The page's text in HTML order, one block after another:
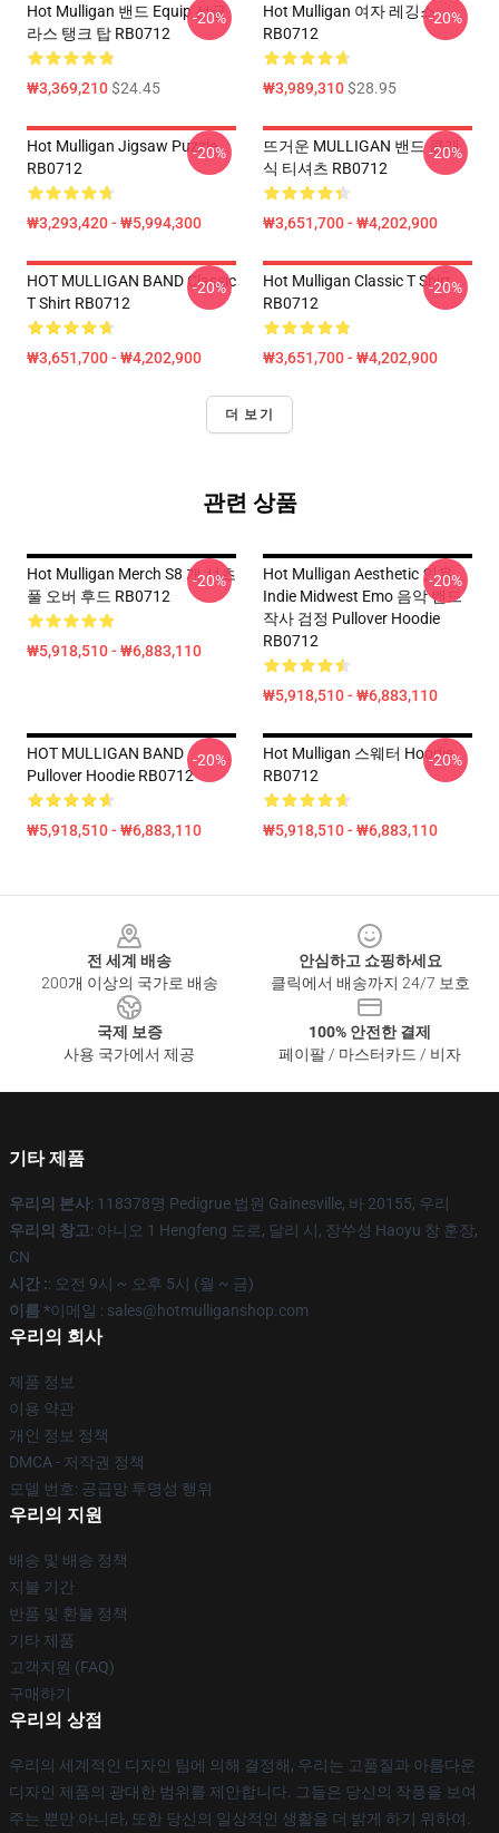
Hot Mulligan 밴드 Equip 선글
라스 탱크 탑 RB0712
₩3,369,210$24.45
-20%
Hot Mulligan 여자 레깅스
RB0712
₩3,989,310$28.95
-20%
Hot Mulligan Jigsaw Puzzle
RB0712
₩3,293,420 - ₩5,994,300
-20%
뜨거운 MULLIGAN 밴드 클래
식 티셔츠 RB0712
₩3,651,700 - ₩4,202,900
-20%
HOT MULLIGAN BAND Classic
T Shirt RB0712
₩3,651,700 - ₩4,202,900
-20%
Hot Mulligan Classic T Shirt
RB0712
₩3,651,700 - ₩4,202,900
-20%
더 보기
관련 상품
Hot Mulligan Merch S8 개 셔츠
풀 오버 후드 RB0712
₩5,918,510 - ₩6,883,110
-20%
Hot Mulligan Aesthetic 인용
Indie Midwest Emo 음악 밴드
작사 검정 Pullover Hoodie
RB0712
₩5,918,510 - ₩6,883,110
-20%
HOT MULLIGAN BAND
Pullover Hoodie RB0712
₩5,918,510 - ₩6,883,110
-20%
Hot Mulligan 스웨터 Hoodie
RB0712
₩5,918,510 - ₩6,883,110
-20%
전 세계 배송
200개 이상의 국가로 배송
안심하고 쇼핑하세요
클릭에서 배송까지 24/7 보호
국제 보증
사용 국가에서 제공
100% 안전한 결제
페이팔 / 마스터카드 / 비자
기타 제품
우리의 본사: 118378명 Pedigrue 법원 Gainesville, 바 20155, 우리
우리의 창고: 아니오 1 Hengfeng 도로, 달리 시, 장쑤성 Haoyu 창 훈장,
CN
시간 :: 오전 9시 ~ 오후 5시 (월 ~ 금)
이름 *이메일 : sales@hotmulliganshop.com
우리의 회사
제품 정보
이용 약관
개인 정보 정책
DMCA - 저작권 정책
모델 번호: 공급망 투명성 행위
우리의 지원
배송 및 배송 정책
지불 기간
반품 및 환불 정책
기타 제품
고객지원 (FAQ)
구매하기
우리의 상점
우리의 세계적인 디자인 팀에 의해 결정해, 우리는 고품질과 아름다운
디자인 제품의 광대한 범위를 제안합니다. 그들은 당신의 작풍을 보여
주는 뿐만 아니라, 또한 당신의 일상적인 생활을 더 밝게 하기 위하여.